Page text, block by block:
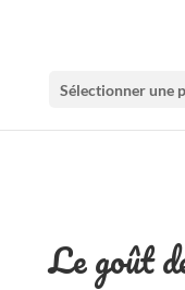
Sélectionner une
Le goût